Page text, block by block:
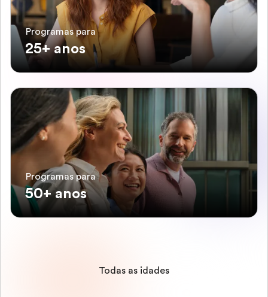
Programas para
25+ anos
Programas para
50+ anos
Todas as idades